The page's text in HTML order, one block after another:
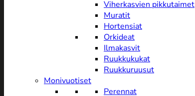
Viherkasvien pikkutaimet
Muratit
Hortensiat
Orkideat
Ilmakasvit
Ruukkukukat
Ruukkuruusut
Monivuotiset
Perennat